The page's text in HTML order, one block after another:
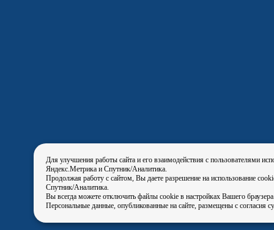
Для улучшения работы сайта и его взаимодействия с пользователями
Яндекс.Метрика и Спутник/Аналитика.
Продолжая работу с сайтом, Вы даете разрешение на использование
Спутник/Аналитика.
Вы всегда можете отключить файлы cookie в настройках Вашего
Персональные данные, опубликованные на сайте, размещены с согласия